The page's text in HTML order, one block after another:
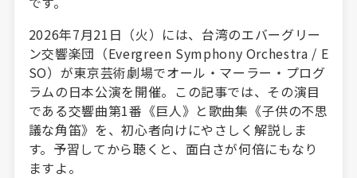
2026年7月21日（火）には、台湾のエバーグリー
ン交響楽団（Evergreen Symphony Orchestra / E
SO）が東京芸術劇場でオール・マーラー・プログ
ラムの日本公演を開催。この記事では、その演目
である交響曲第1番《巨人》と歌曲集《子供の不思
議な角笛》を、初心者向けにやさしく解説しま
す。予習してから聴くと、面白さが何倍にもなり
ますよ。